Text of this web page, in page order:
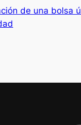
de una bolsa